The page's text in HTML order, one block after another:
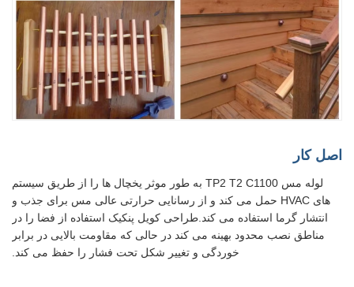
اصل کار
لوله مس TP2 T2 C1100 به طور موثر یخچال ها را از طریق سیستم
های HVAC حمل می کند و از رسانایی حرارتی عالی مس برای جذب و
انتشار گرما استفاده می کند.طراحی کویل پنکیک استفاده از فضا را در
مناطق نصب محدود بهینه می کند در حالی که مقاومت بالایی در برابر
خوردگی و تغییر شکل تحت فشار را حفظ می کند.